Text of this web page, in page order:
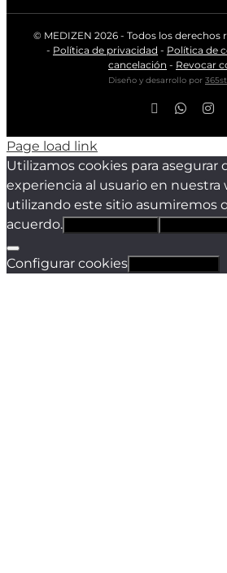
© MEDIZEN 2026 - Todos los derechos
- Política de privacidad - Política de
cancelación - Revocar
Diseño y desarrollo por
Facebook
Page load link
Utilizamos cookies para asegurar
experiencia al usuario en nuestra
utilizando este sitio asumiremos
acuerdo.
Configurar cookies